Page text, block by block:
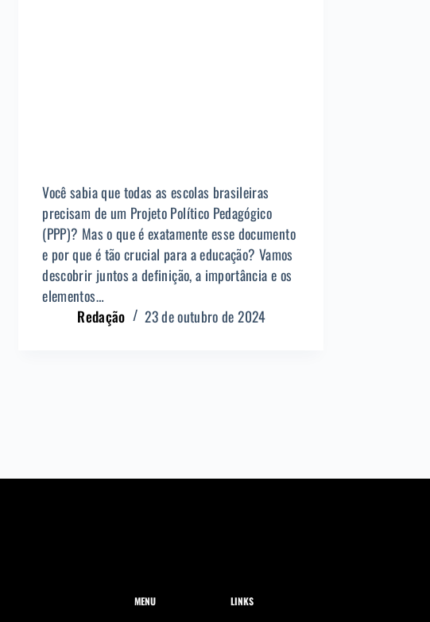
Você sabia que todas as escolas brasileiras
precisam de um Projeto Político Pedagógico
(PPP)? Mas o que é exatamente esse documento
e por que é tão crucial para a educação? Vamos
descobrir juntos a definição, a importância e os
elementos…
Redação
23 de outubro de 2024
MENU LINKS